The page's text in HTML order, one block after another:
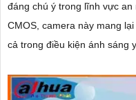
đáng chú ý trong lĩnh vực an ninh. Với công nghệ Sony
CMOS, camera này mang
cả trong điều kiện ánh sáng